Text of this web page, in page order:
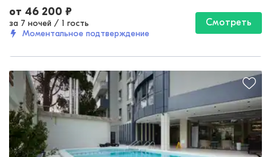
от 46 200 ₽
за 7 ночей / 1 гость
Моментальное подтверждение
Смотреть